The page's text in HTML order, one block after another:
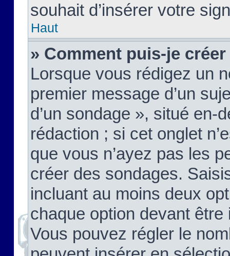
souhait d’insérer votre
Haut
» Comment puis-je
Lorsque vous rédigez un
premier message d’un
d’un sondage », situé en-
rédaction ; si cet onglet
que vous n’ayez pas les
créer des sondages.
incluant au moins deux
chaque option devant
Vous pouvez régler le